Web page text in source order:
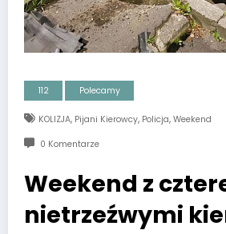
112 Polecamy
KOLIZJA, Pijani Kierowcy, Policja, Weekend
0 Komentarze
Weekend z
nietrzeźwymi